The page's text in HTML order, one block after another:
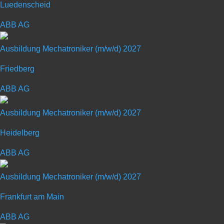
Luedenscheid
ABB AG
Ausbildung Mechatroniker (m/w/d) 2027
Friedberg
ABB AG
Ausbildung Mechatroniker (m/w/d) 2027
Heidelberg
ABB AG
Ausbildung Mechatroniker (m/w/d) 2027
Frankfurt am Main
ABB AG
Ausbildung zum
Industriemechaniker (m/w/d)
Ausbildungsberuf: Industriemechaniker
Schulabschluss: Realschul- oder
gleichwertiger Abschluss
Ausbildungsjahr